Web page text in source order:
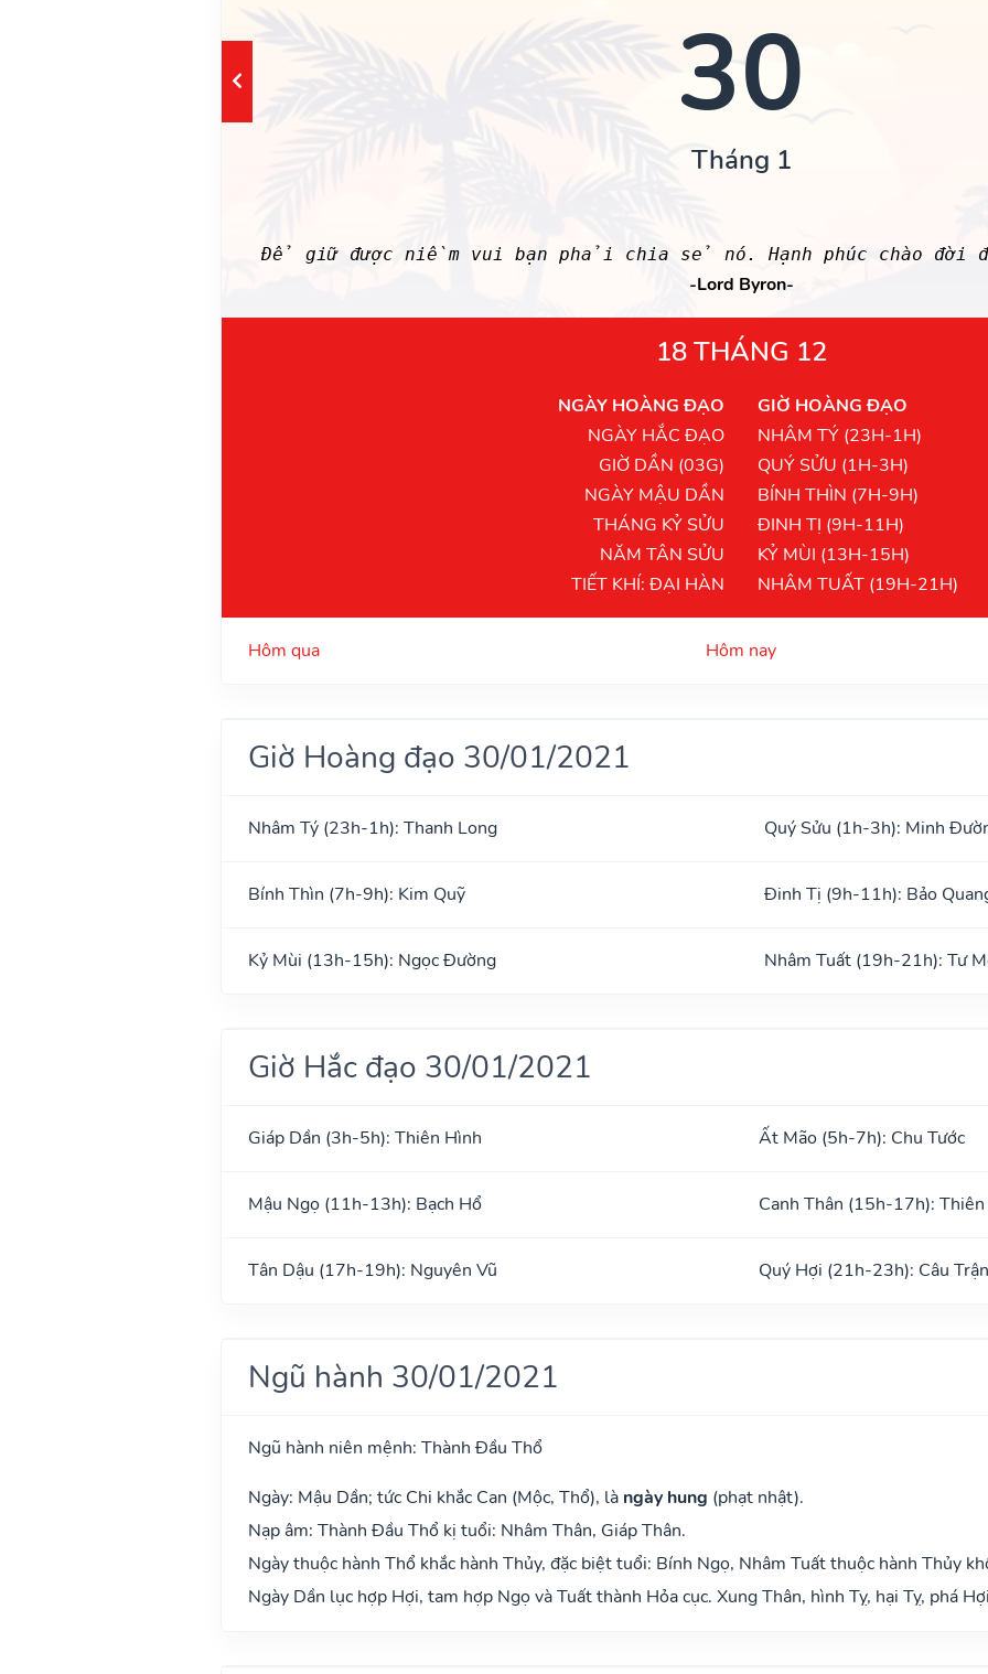
30
Tháng 1
Để giữ được niềm vui bạn phải chia sẻ nó. Hạnh phúc chào đời
-Lord Byron-
18 THÁNG 12
NGÀY HOÀNG ĐẠO
NGÀY HẮC ĐẠO
GIỜ DẦN (03G)
NGÀY MẬU DẦN
THÁNG KỶ SỬU
NĂM TÂN SỬU
TIẾT KHÍ: ĐẠI HÀN
GIỜ HOÀNG ĐẠO
NHÂM TÝ (23H-1H)
QUÝ SỬU (1H-3H)
BÍNH THÌN (7H-9H)
ĐINH TỊ (9H-11H)
KỶ MÙI (13H-15H)
NHÂM TUẤT (19H-21H)
Hôm qua Hôm nay
Giờ Hoàng đạo 30/01/2021
Nhâm Tý (23h-1h): Thanh Long Quý Sửu (1h-3h): Minh
Bính Thìn (7h-9h): Kim Quỹ Đinh Tị (9h-11h): Bảo
Kỷ Mùi (13h-15h): Ngọc Đường Nhâm Tuất (19h-21h): Tư
Giờ Hắc đạo 30/01/2021
Giáp Dần (3h-5h): Thiên Hình Ất Mão (5h-7h): Chu Tước
Mậu Ngọ (11h-13h): Bạch Hổ Canh Thân (15h-17h): Thiên
Tân Dậu (17h-19h): Nguyên Vũ Quý Hợi (21h-23h): Câu Trận
Ngũ hành 30/01/2021
Ngũ hành niên mệnh: Thành Đầu Thổ
Ngày: Mậu Dần; tức Chi khắc Can (Mộc, Thổ), là ngày hung (phạt nhật).
Nạp âm: Thành Đầu Thổ kị tuổi: Nhâm Thân, Giáp Thân.
Ngày thuộc hành Thổ khắc hành Thủy, đặc biệt tuổi: Bính Ngọ, Nhâm Tuất thuộc hành Thủy
Ngày Dần lục hợp Hợi, tam hợp Ngọ và Tuất thành Hỏa cục. Xung Thân, hình Tỵ, hại Tỵ, phá